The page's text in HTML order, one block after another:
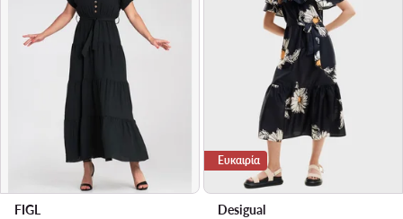
FIGL
Ευκαιρία
Desigual